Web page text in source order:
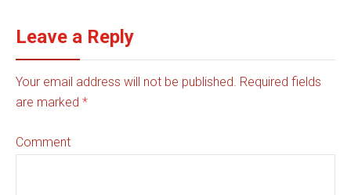
Leave a Reply
Your email address will not be published. Required fields
are marked *
Comment